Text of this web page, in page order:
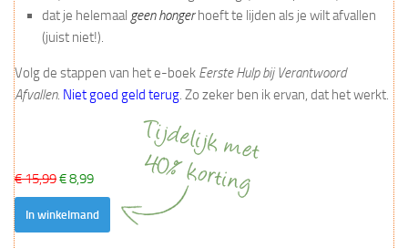
dat je helemaal geen hongerhoeft te lijden als je wilt afvallen
(juist niet!).
Volg de stappen van het e-boek Eerste Hulp bij Verantwoord
Afvallen. Niet goed geld terug. Zo zeker ben ik ervan, dat het werkt.
€ 15,99€ 8,99
In winkelmand